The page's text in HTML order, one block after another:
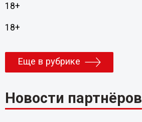
18+
18+
Еще в рубрике
Новости партнёров